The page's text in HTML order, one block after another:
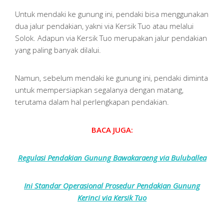
Untuk mendaki ke gunung ini, pendaki bisa menggunakan
dua jalur pendakian, yakni via Kersik Tuo atau melalui
Solok. Adapun via Kersik Tuo merupakan jalur pendakian
yang paling banyak dilalui.
Namun, sebelum mendaki ke gunung ini, pendaki diminta
untuk mempersiapkan segalanya dengan matang,
terutama dalam hal perlengkapan pendakian.
BACA JUGA:
Regulasi Pendakian Gunung Bawakaraeng via Buluballea
Ini Standar Operasional Prosedur Pendakian Gunung
Kerinci via Kersik Tuo